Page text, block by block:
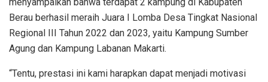
menyampaikan bahwa terdapat 2 kampung di Kabupaten
Berau berhasil meraih Juara I Lomba Desa Tingkat Nasional
Regional III Tahun 2022 dan 2023, yaitu Kampung Sumber
Agung dan Kampung Labanan Makarti.
“Tentu, prestasi ini kami harapkan dapat menjadi motivasi